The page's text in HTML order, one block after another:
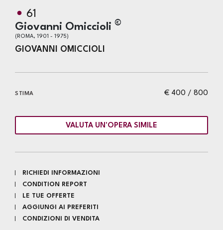
61
Giovanni Omiccioli ©
(ROMA, 1901 - 1975)
GIOVANNI OMICCIOLI
€ 400 / 800
STIMA
VALUTA UN'OPERA SIMILE
RICHIEDI INFORMAZIONI
CONDITION REPORT
LE TUE OFFERTE
AGGIUNGI AI PREFERITI
CONDIZIONI DI VENDITA